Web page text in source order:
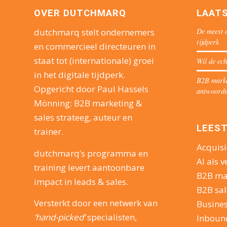
OVER DUTCHMARQ
dutchmarq stelt ondernemers
en commercieel directeuren in
staat tot (internationale) groei
in het digitale tijdperk.
Opgericht door Paul Hassels
Mönning: B2B marketing &
sales strateeg, auteur en
trainer.
dutchmarq’s programma en
training levert aantoonbare
impact in leads & sales.
Versterkt door een netwerk van
‘hand-picked’specialisten,
De
tijdperk
Wil de
B2B
AI als
B2B
B2B